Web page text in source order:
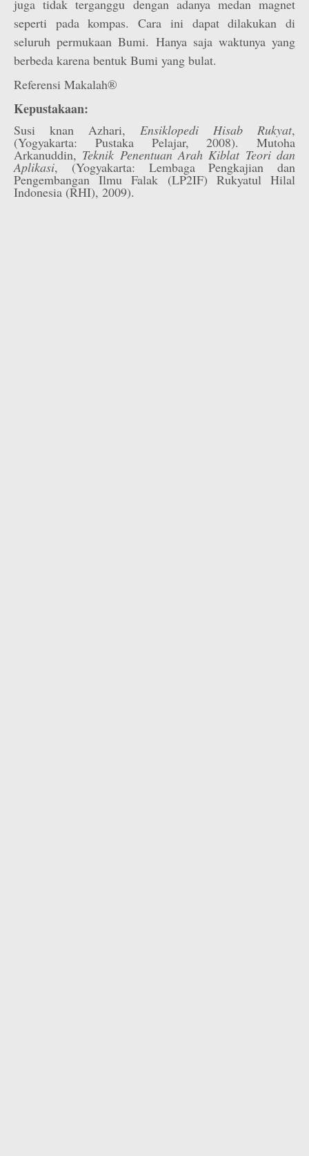
juga tidak terganggu dengan adanya medan magnet
seperti pada kompas. Cara ini dapat dilakukan di
seluruh permukaan Bumi. Hanya saja waktunya yang
berbeda karena bentuk Bumi yang bulat.
Referensi Makalah®
Kepustakaan:
Susi knan Azhari, Ensiklopedi Hisab Rukyat,
(Yogyakarta: Pustaka Pelajar, 2008). Mutoha
Arkanuddin, Teknik Penentuan Arah Kiblat Teori dan
Aplikasi, (Yogyakarta: Lembaga Pengkajian dan
Pengembangan Ilmu Falak (LP2IF) Rukyatul Hilal
Indonesia (RHI), 2009).